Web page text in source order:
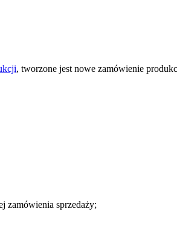
, tworzone jest nowe zamówienie
zamówienia sprzedaży;